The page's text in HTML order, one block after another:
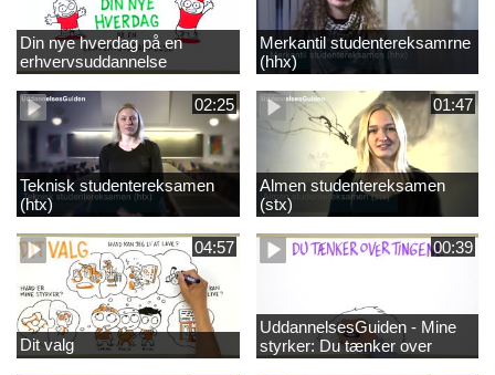
Din nye hverdag på en
erhvervsuddannelse
Merkantil studentereksamrne
(hhx)
02:25
Teknisk studentereksamen
(htx)
01:47
Almen studentereksamen
(stx)
04:57
Dit valg
00:39
UddannelsesGuiden - Mine
styrker: Du tænker over
tingene